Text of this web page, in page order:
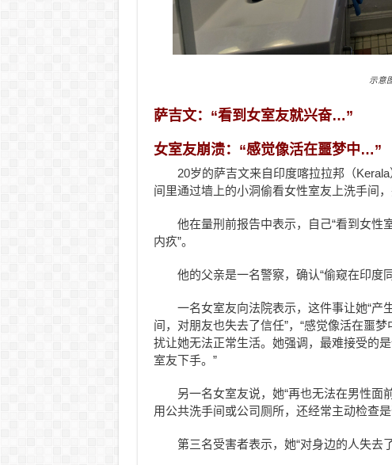
示意
萨吉文：“看到女室友就兴奋…”
女室友崩溃：“感觉像活在噩梦中…”
20岁的萨吉文来自印度喀拉拉邦（Kerala
间里通过墙上的小洞偷看女性室友上洗手间，
他在量刑前报告中表示，自己“看到女性
内疚”。
他的父亲是一名警察，确认“偷窥在印度
一名女室友向法院表示，这件事让她“产
间，对朋友也失去了信任”，“感觉像活在噩
扰让她无法正常生活。她强调，最难接受的
室友下手。”
另一名女室友说，她“再也无法在男性面
用公共洗手间或公司厕所，还经常主动检查是
第三名受害者表示，她“对身边的人失去